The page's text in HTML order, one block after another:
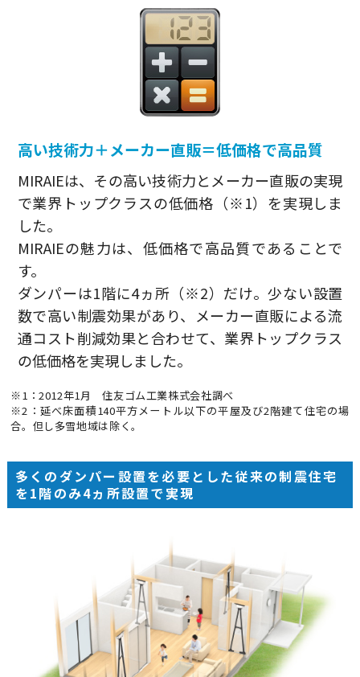
高い技術力＋メーカー直販＝低価格で高品質
MIRAIEは、その高い技術力とメーカー直販の実現
で業界トップクラスの低価格（※1）を実現しま
した。
MIRAIEの魅力は、低価格で高品質であることで
す。
ダンパーは1階に4ヵ所（※2）だけ。少ない設置
数で高い制震効果があり、メーカー直販による流
通コスト削減効果と合わせて、業界トップクラス
の低価格を実現しました。
※1：2012年1月 住友ゴム工業株式会社調べ
※2：延べ床面積140平方メートル以下の平屋及び2階建て住宅の場
合。但し多雪地域は除く。
多くのダンパー設置を必要とした従来の制震住宅
を1階のみ4ヵ所設置で実現